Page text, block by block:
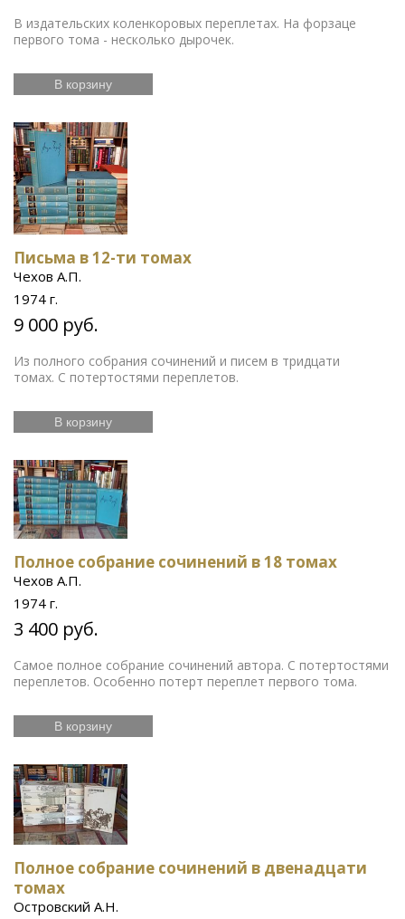
В издательских коленкоровых переплетах. На форзаце
первого тома - несколько дырочек.
В корзину
Письма в 12-ти томах
Чехов А.П.
1974 г.
9 000 руб.
Из полного собрания сочинений и писем в тридцати
томах. С потертостями переплетов.
В корзину
Полное собрание сочинений в 18 томах
Чехов А.П.
1974 г.
3 400 руб.
Самое полное собрание сочинений автора. С потертостями
переплетов. Особенно потерт переплет первого тома.
В корзину
Полное собрание сочинений в двенадцати
томах
Островский А.Н.